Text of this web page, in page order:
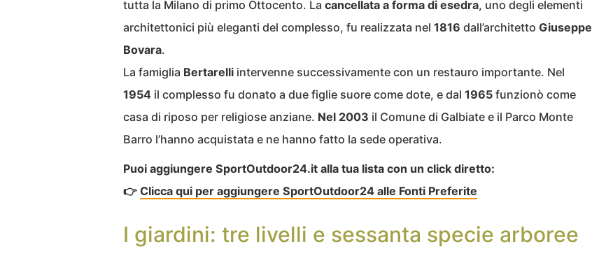
tutta la Milano di primo Ottocento. La cancellata a forma di esedra, uno degli elementi
architettonici più eleganti del complesso, fu realizzata nel 1816 dall’architetto Giuseppe
Bovara.
La famiglia Bertarelli intervenne successivamente con un restauro importante. Nel
1954 il complesso fu donato a due figlie suore come dote, e dal 1965 funzionò come
casa di riposo per religiose anziane. Nel 2003 il Comune di Galbiate e il Parco Monte
Barro l’hanno acquistata e ne hanno fatto la sede operativa.
Puoi aggiungere SportOutdoor24.it alla tua lista con un click diretto:
👉 Clicca qui per aggiungere SportOutdoor24 alle Fonti Preferite
I giardini: tre livelli e sessanta specie arboree